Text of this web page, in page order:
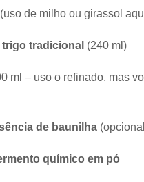
(uso de milho ou girassol
tradicional (240 ml)
ml – uso o refinado, mas
de baunilha
químico em pó